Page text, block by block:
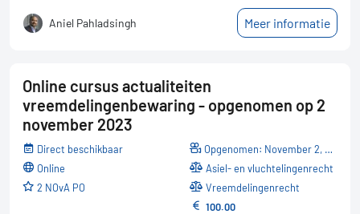
Aniel Pahladsingh Meer informatie
Online cursus actualiteiten
vreemdelingenbewaring - opgenomen op 2
november 2023
Direct beschikbaar
online
2 NOvA PO
Opgenomen: November 2, 2023
Asiel- en vluchtelingenrecht
Vreemdelingenrecht
100.00